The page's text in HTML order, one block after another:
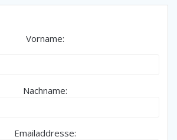
Vorname:
Nachname:
Emailaddresse: